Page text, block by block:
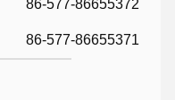
86-577-86655372
86-577-86655371